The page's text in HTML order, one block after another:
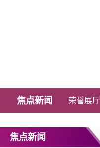
焦点新闻 荣誉展厅
焦点新闻